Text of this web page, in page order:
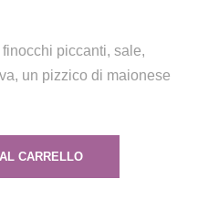
piccanti, sale,
un pizzico di maionese
CARRELLO